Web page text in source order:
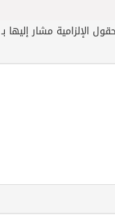
الإلزامية مشار إليها بـ